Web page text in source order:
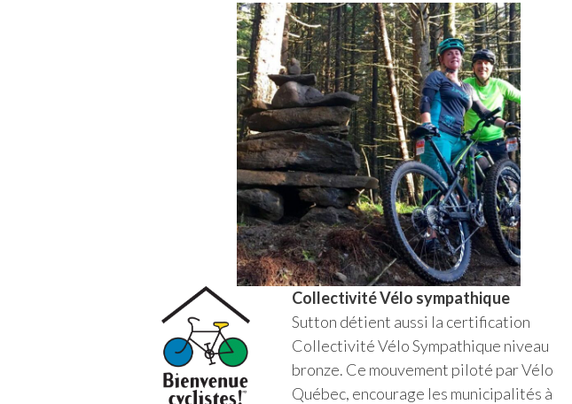
Collectivité Vélo sympathique
Sutton détient aussi la certification
Collectivité Vélo Sympathique niveau
bronze. Ce mouvement piloté par Vélo
Québec, encourage les municipalités à